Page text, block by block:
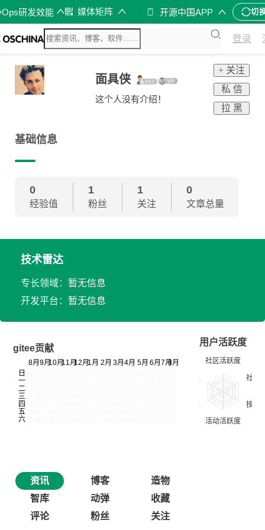
研发效能 媒体矩阵 开源中国APP 切
登录
面具侠
这个人没有介绍！
+ 关注
私 信
拉 黑
基础信息
0
经验值
1
粉丝
1
关注
0
文章总量
技术雷达
专长领域：暂无信息
开发平台：暂无信息
gitee贡献
用户活跃度
资讯 博客
造物
智库
动弹
收藏
评论
粉丝 关注